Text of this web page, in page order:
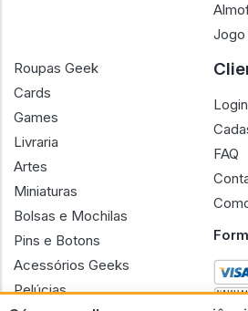
Jogo
Roupas Geek
Cards
Games
Livraria
Artes
Miniaturas
Bolsas e Mochilas
Pins e Botons
Acessórios Geeks
Pelúcias
Login
FAQ